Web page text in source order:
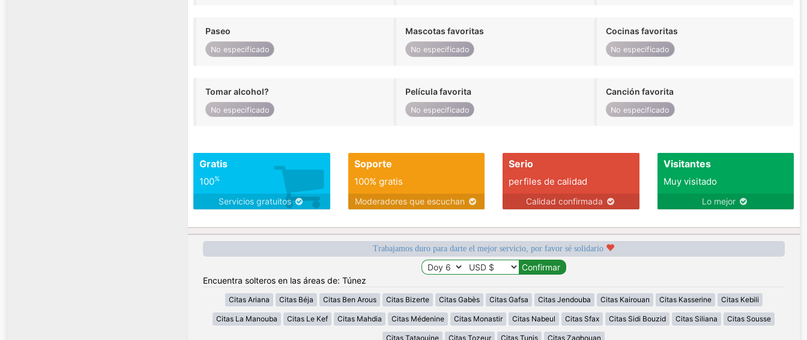
Paseo
No especificado
Mascotas favoritas
No especificado
Cocinas favoritas
No especificado
Tomar alcohol?
No especificado
Película favorita
No especificado
Canción favorita
No especificado
Gratis
100%
Servicios gratuitos
Soporte
100% gratis
Moderadores que escuchan
Serio
perfiles de calidad
Calidad confirmada
Visitantes
Muy visitado
Lo mejor
Trabajamos duro para darte el mejor servicio, por favor sé solidario
Encuentra solteros en las áreas de: Túnez
Citas Ariana Citas Béja Citas Ben Arous Citas Bizerte Citas Gabès Citas Gafsa Citas Jendouba Citas Kairouan Citas Kasserine Citas Kebili
Citas La Manouba Citas Le Kef Citas Mahdia Citas Médenine Citas Monastir Citas Nabeul Citas Sfax Citas Sidi Bouzid Citas Siliana Citas Sousse
Citas Tataouine Citas Tozeur Citas Tunis Citas Zaghouan